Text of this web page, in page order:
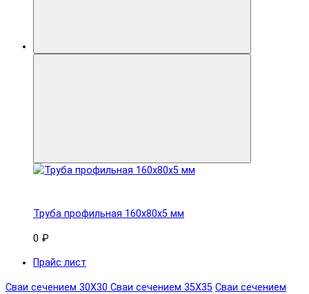
Труба профильная 160x80х5 мм
0 ₽
Прайс лист
Сваи сечением 30Х30 Сваи сечением 35Х35 Сваи сечением